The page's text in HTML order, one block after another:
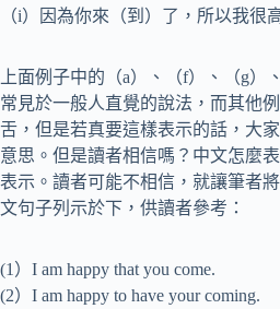
（i）因為你來（到）了，所以我很
上面例子中的（a）、（f）、（g）
常見於一般人直覺的說法，而其他
舌，但是若真要這樣表示的話，大
意思。但是讀者相信嗎？中文怎麼
表示。讀者可能不相信，就讓筆者
文句子列示於下，供讀者參考：
(1）I am happy that you come.
(2）I am happy to have your coming.